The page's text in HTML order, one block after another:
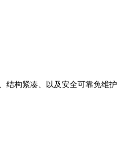
结构紧凑、以及安全可靠免维护